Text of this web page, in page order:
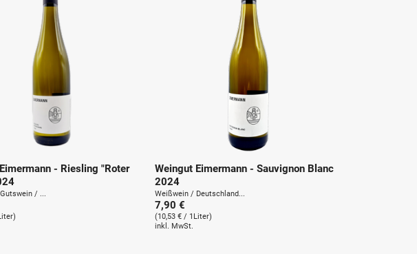
- Riesling "Roter
/ ...
Weingut Eimermann - Sauvignon Blanc
2024
Weißwein / Deutschland...
7,90 €
(10,53 € / 1Liter)
inkl. MwSt.